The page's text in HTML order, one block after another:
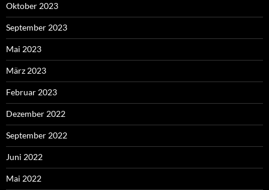
Oktober 2023
September 2023
Mai 2023
März 2023
Februar 2023
Dezember 2022
September 2022
Juni 2022
Mai 2022